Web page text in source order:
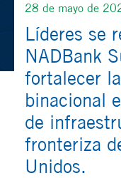
28 de mayo de
Líderes se
NADBank
fortalecer
binacional
de
fronteriza
Unidos.